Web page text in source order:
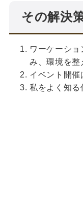
その解決
ワーケーシ
み、環境を整
イベント開催
私をよく知る